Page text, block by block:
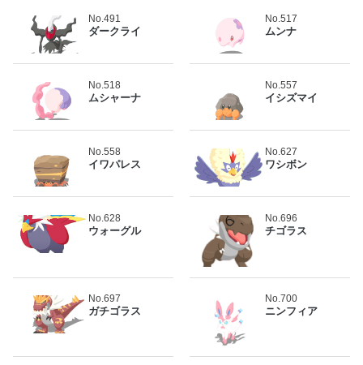
No.491
ダークライ
No.517
ムンナ
No.518
ムシャーナ
No.557
イシズマイ
No.558
イワパレス
No.627
ワシボン
No.628
ウォーグル
No.696
チゴラス
No.697
ガチゴラス
No.700
ニンフィア